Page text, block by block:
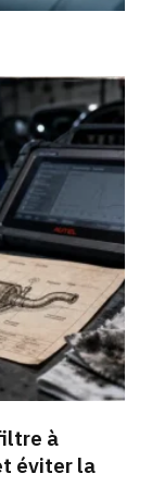
à
éviter la